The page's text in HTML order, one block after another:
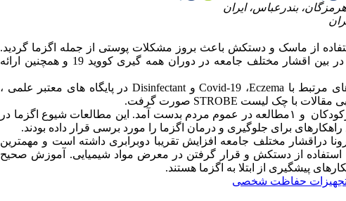
دست و استفاده از ماسک و دستکش باعث بروز مشکلات پوستی از جمله اگزما گردید.
این مطالعه با هدف بررسی شیوع اگزما و عوامل خطر مرتبط با آن در بین اقشار مختلف جامعه در دوران همه گیری کووید 19 و همچنین ارائه
مرتبط با Eczema، Covid-19و Disinfectant در پایگاه های معتبر علمی ،
STROBE صورت گرفت.
و ۱مطالعه در عموم مردم بدست آمد. این مطالعات شیوع اگزما در
برای جلوگیری و درمان اگزما را مورد برسی قرار داده بودند.
دراقشار مختلف جامعه افزایش تقریبا دوبرابری داشته است و مهمترین
از دستکش و قرار گرفتن در معرض مواد شیمیایی. آموزش صحیح
پیشگیری از ابتلا به اگزما هستند.
حفاظت شخصی